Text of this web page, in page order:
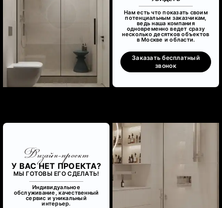
Нам есть что показать своим
потенциальным заказчикам,
ведь наша компания
одновременно ведет сразу
несколько десятков объектов
в Москве и области.
Заказать бесплатный
звонок
Дизайн-проект
У ВАС НЕТ ПРОЕКТА?
МЫ ГОТОВЫ ЕГО СДЕЛАТЬ!
Индивидуальное
обслуживание, качественный
сервис и уникальный
интерьер.